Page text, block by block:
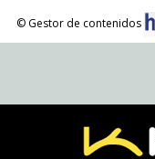
© Gestor de contenidos